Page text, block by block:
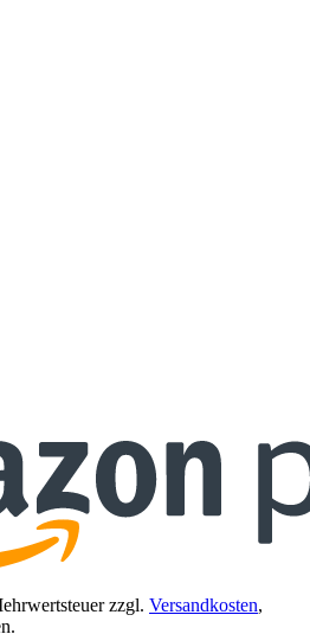
zzgl. Versandkosten,